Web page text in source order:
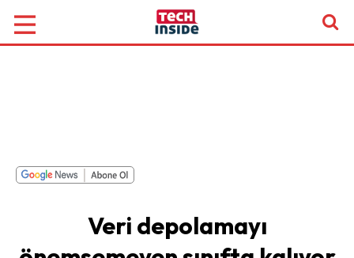
Veri depolamayı